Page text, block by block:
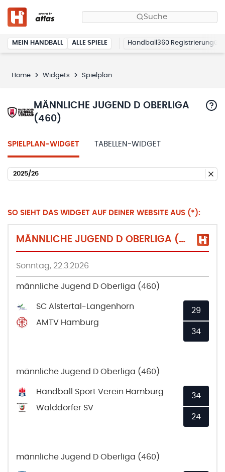
Suche
MEIN HANDBALL ALLE SPIELE Handball360 Registrierung
Home Widgets Spielplan
MÄNNLICHE JUGEND D OBERLIGA
(460)
SPIELPLAN-WIDGET TABELLEN-WIDGET
2025/26
SO SIEHT DAS WIDGET AUF DEINER WEBSITE AUS (*):
MÄNNLICHE JUGEND D OBERLIGA (460)
Sonntag, 22.3.2026
männliche Jugend D Oberliga (460)
SC Alstertal-Langenhorn
AMTV Hamburg
29
34
männliche Jugend D Oberliga (460)
Handball Sport Verein Hamburg
Walddörfer SV
34
24
männliche Jugend D Oberliga (460)